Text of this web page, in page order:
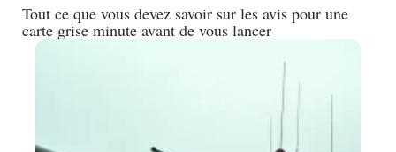
Tout ce que vous devez savoir sur les avis pour une
carte grise minute avant de vous lancer